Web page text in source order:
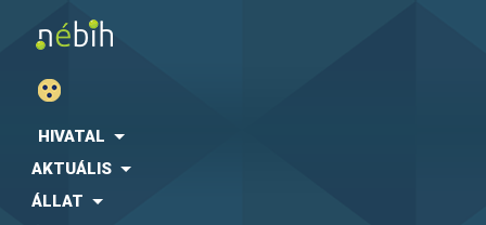
HIVATAL
AKTUÁLIS
ÁLLAT